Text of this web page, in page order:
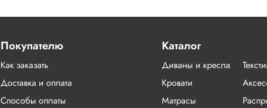
Покупателю
Как заказать
Доставка и оплата
Способы оплаты
Каталог
Диваны и кресла
Кровати
Матрасы